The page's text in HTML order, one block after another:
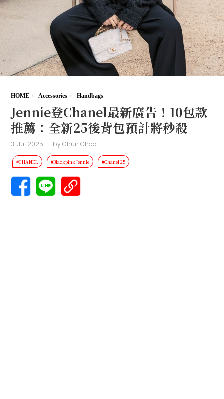
HOME Accessories Handbags
Jennie登Chanel最新廣告！10包款
推薦：全新25後背包預計將秒殺
31 Jul 2025 | byChun Chao
#CHANEL #Blackpink Jennie #Chanel 25